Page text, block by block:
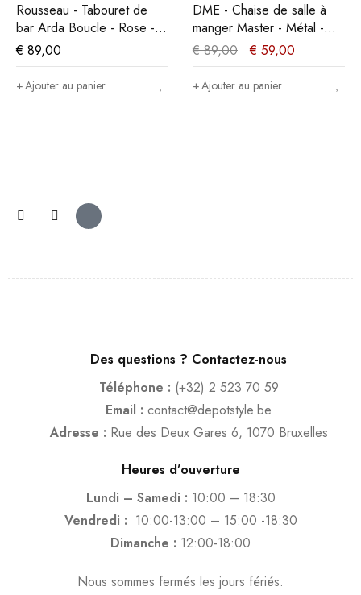
Rousseau - Tabouret de
bar Arda Boucle - Rose -
86x49x46 cm
€ 89,00
Ajouter au panier
DME - Chaise de salle à
manger Master - Métal -
Noir - 35x86x36cm
€89,00 € 59,00
Ajouter au panier
Des questions ? Contactez-nous
Téléphone : (+32) 2 523 70 59
Email : contact@depotstyle.be
Adresse : Rue des Deux Gares 6, 1070 Bruxelles
Heures d’ouverture
Lundi – Samedi : 10:00 – 18:30
Vendredi : 10:00-13:00 – 15:00 -18:30
Dimanche : 12:00-18:00
Nous sommes fermés les jours fériés.